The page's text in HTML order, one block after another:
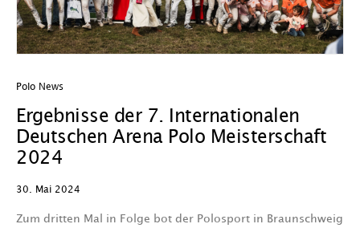
Polo News
Ergebnisse der 7. Internationalen
Deutschen Arena Polo Meisterschaft
2024
30. Mai 2024
Zum dritten Mal in Folge bot der Polosport in Braunschweig